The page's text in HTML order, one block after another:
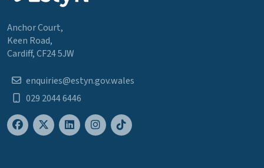
Anchor Court,
Keen Road,
Cardiff, CF24 5JW
enquiries@estyn.gov.wales
029 2044 6446